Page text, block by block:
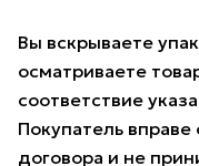
Вы вскрываете
осматриваете
соответствие
Покупатель вправе
договора и не